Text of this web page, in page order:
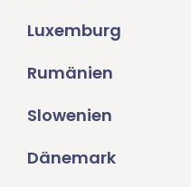
Luxemburg
Rumänien
Slowenien
Dänemark